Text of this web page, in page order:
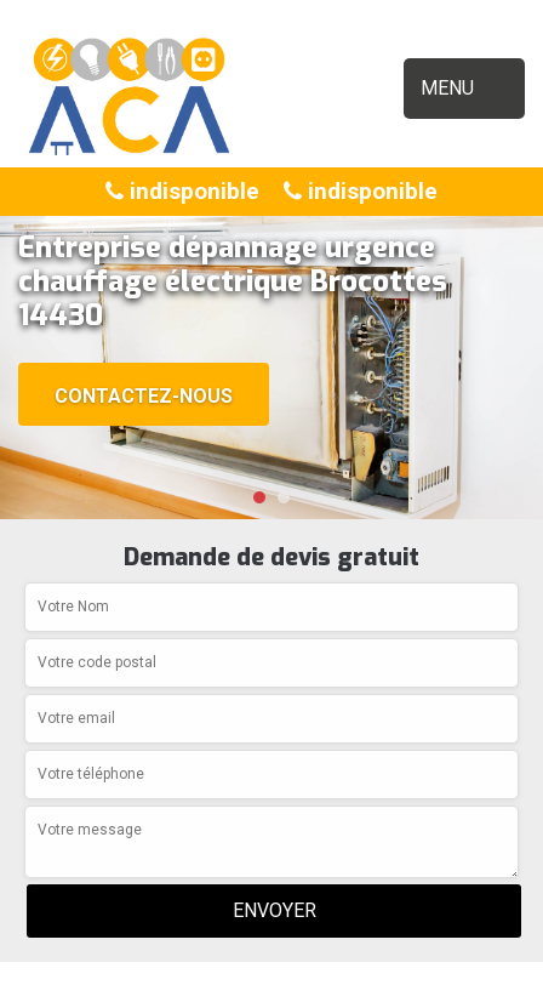
MENU
indisponible indisponible
Entreprise dépannage urgence
chauffage électrique Brocottes
14430
CONTACTEZ-NOUS
Demande de devis gratuit